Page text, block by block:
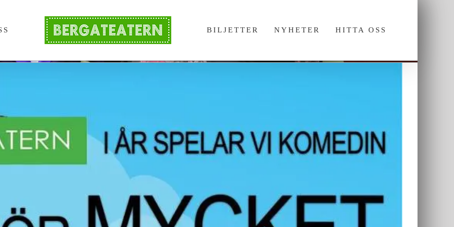
BILJETTER NYHETER HITTA OSS